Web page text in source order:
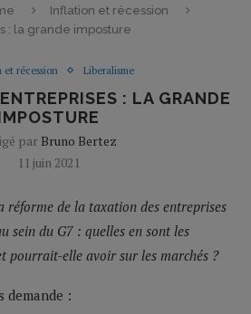
Inflation et récession
: la grande imposture
récession Liberalisme
: LA GRANDE
par Bruno Bertez
11 juin 2021
réforme de la taxation des entreprises
sein du G7 : quelles en sont les
pourrait-elle avoir sur les marchés ?
demande :